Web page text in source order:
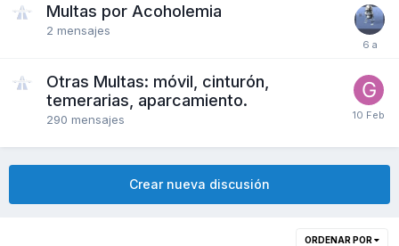
Multas por Acoholemia
2 mensajes
Otras Multas: móvil, cinturón,
temerarias, aparcamiento.
290 mensajes
Crear nueva discusión
ORDENAR POR